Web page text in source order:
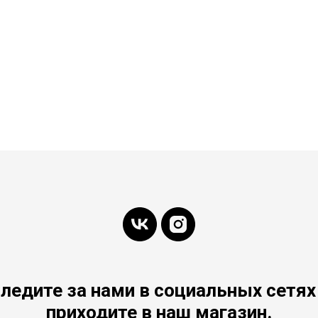
за нами в социальных
приходите в наш магазин.